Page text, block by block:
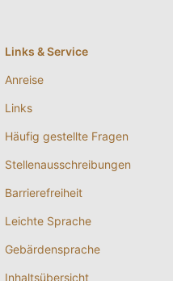
Links & Service
Anreise
Links
Häufig gestellte Fragen
Stellenausschreibungen
Barrierefreiheit
Leichte Sprache
Gebärdensprache
Inhaltsübersicht